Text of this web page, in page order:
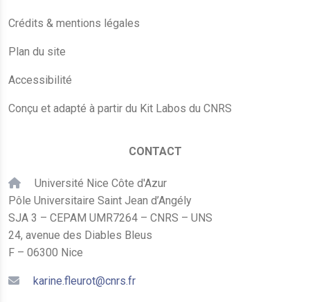
Crédits & mentions légales
Plan du site
Accessibilité
Conçu et adapté à partir du Kit Labos du CNRS
CONTACT
Université Nice Côte d'Azur
Pôle Universitaire Saint Jean d’Angély
SJA 3 – CEPAM UMR7264 – CNRS – UNS
24, avenue des Diables Bleus
F – 06300 Nice
karine.fleurot@cnrs.fr